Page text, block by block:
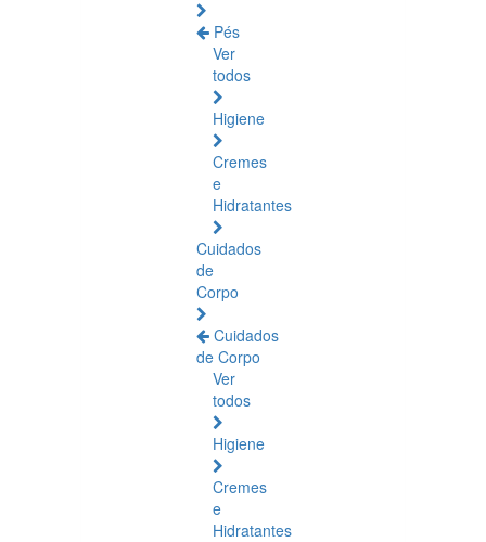
Pés
Ver
todos
Higiene
Cremes
e
Hidratantes
Cuidados
de
Corpo
Cuidados
de Corpo
Ver
todos
Higiene
Cremes
e
Hidratantes